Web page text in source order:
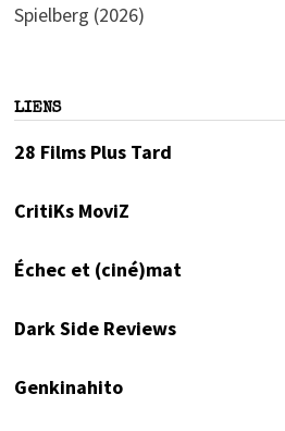
Spielberg (2026)
LIENS
28 Films Plus Tard
CritiKs MoviZ
Échec et (ciné)mat
Dark Side Reviews
Genkinahito